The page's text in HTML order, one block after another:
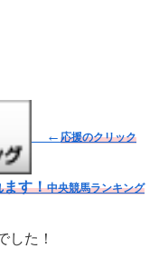
← 応援のクリック
ます！中央競馬ランキング
した！